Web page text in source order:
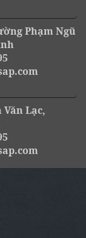
Phạm Ngũ
Lạc,